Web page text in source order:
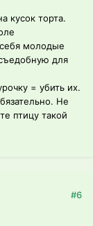
кусок торта.
молодые
для
= убить их.
Не
птицу такой
#6